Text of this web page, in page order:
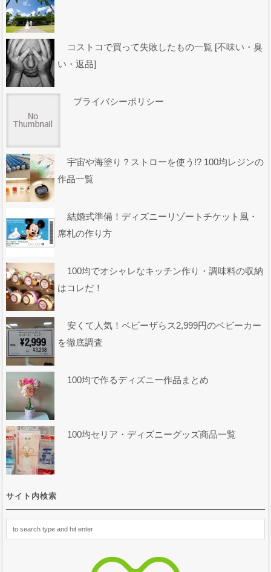
コストコで買って失敗したもの一覧 [不味い・臭
い・返品]
プライバシーポリシー
宇宙や海塗り？ストローを使う!? 100均レジンの
作品一覧
結婚式準備！ディズニーリゾートチケット風・
席札の作り方
100均でオシャレなキッチン作り・調味料の収納
はコレだ！
安くて人気！ベビーザらス2,999円のベビーカー
を徹底調査
100均で作るディズニー作品まとめ
100均セリア・ディズニーグッズ商品一覧
サイト内検索